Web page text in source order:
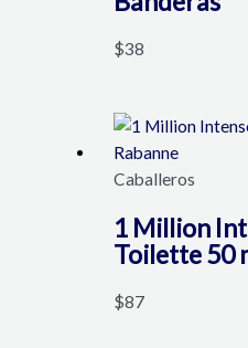
$38
Caballeros
1 Million
Toilette 50
$87